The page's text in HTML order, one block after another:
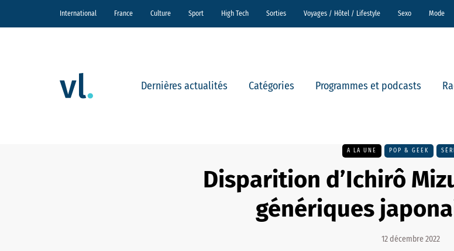
International France Culture Sport High Tech Sorties Voyages / Hôtel / Lifestyle Sexo Mode
Dernières actualités Catégories Programmes et podcasts
A LA UNE POP & GEEK
Disparition d’Ichirô
génériques
12 décembre 2022